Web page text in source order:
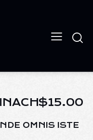
$15.00
OMNIS ISTE